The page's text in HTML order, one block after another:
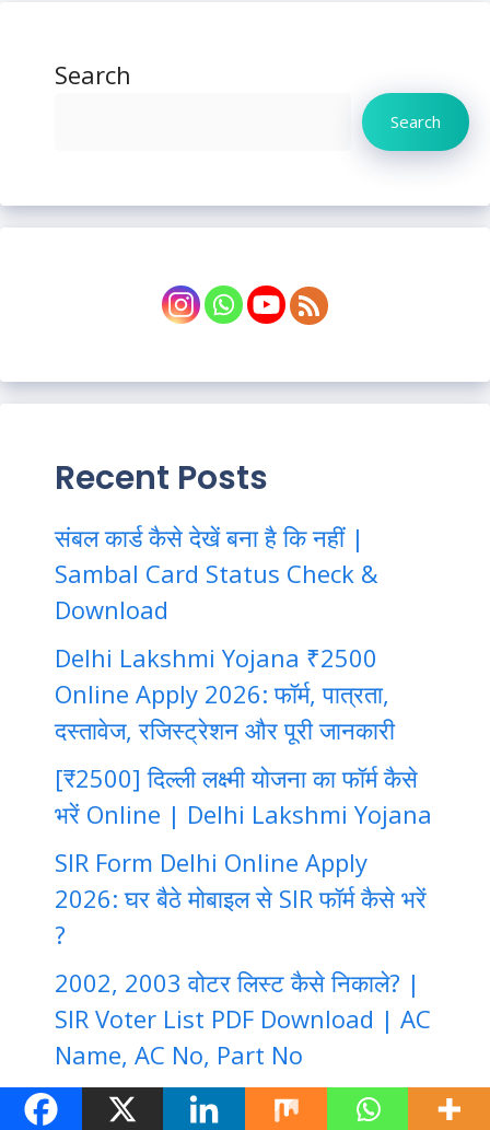
Search
Search
Recent Posts
संबल कार्ड कैसे देखें बना है कि नहीं |
Sambal Card Status Check &
Download
Delhi Lakshmi Yojana ₹2500
Online Apply 2026: फॉर्म, पात्रता,
दस्तावेज, रजिस्ट्रेशन और पूरी जानकारी
[₹2500] दिल्ली लक्ष्मी योजना का फॉर्म कैसे
भरें Online | Delhi Lakshmi Yojana
SIR Form Delhi Online Apply
2026: घर बैठे मोबाइल से SIR फॉर्म कैसे भरें
?
2002, 2003 वोटर लिस्ट कैसे निकाले? |
SIR Voter List PDF Download | AC
Name, AC No, Part No